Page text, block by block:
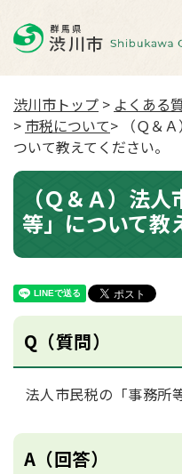
渋川市トップ > よくある
> 市税について> （Ｑ＆
ついて教えてください。
（Ｑ＆Ａ）法
等」について教
Q（質問）
法人市民税の「事務所
A（回答）